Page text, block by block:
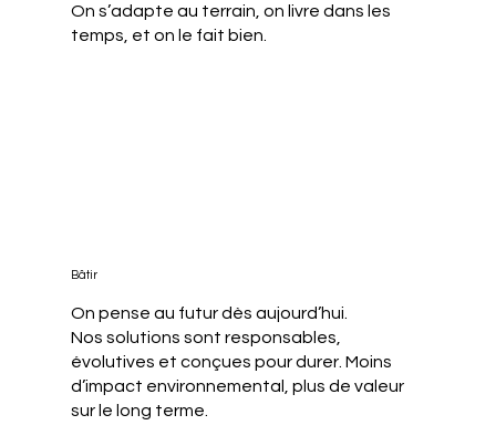
On s’adapte au terrain, on livre dans les
temps, et on le fait bien.
On pense au futur dès aujourd’hui.
Nos solutions sont responsables,
évolutives et conçues pour durer. Moins
d’impact environnemental, plus de valeur
sur le long terme.
Bâtir